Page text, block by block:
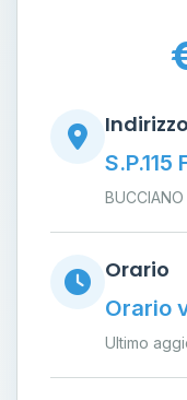
Indirizzo
Orario
Orario
Ultimo